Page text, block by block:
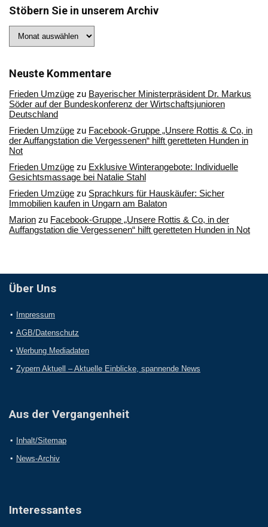
Stöbern Sie in unserem Archiv
Sie
Archiv
Neuste Kommentare
Frieden Umzüge zu Bayerischer Ministerpräsident Dr. Markus
Söder auf der Bundeskonferenz der Wirtschaftsjunioren
Deutschland
Frieden Umzüge zu Facebook-Gruppe „Unsere Rottis & Co, in
der Auffangstation die Vergessenen“ hilft geretteten Hunden in
Not
Frieden Umzüge zu Exklusive Winterangebote: Individuelle
Gesichtsmassage bei Natalie Stahl
Frieden Umzüge zu Sprachkurs für Hauskäufer: Sicher
Immobilien kaufen in Ungarn am Balaton
Marion zu Facebook-Gruppe „Unsere Rottis & Co, in der
Auffangstation die Vergessenen“ hilft geretteten Hunden in Not
Über Uns
Impressum
AGB/Datenschutz
Werbung Mediadaten
Zypern Aktuell – Aktuelle Einblicke, spannende News
Aus der Vergangenheit
Inhalt/Sitemap
News-Archiv
Interessantes